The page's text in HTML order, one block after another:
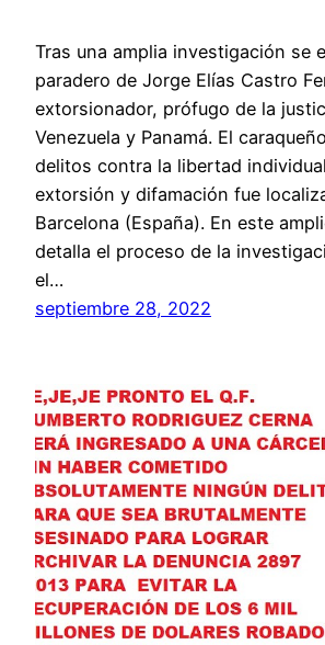
Tras una amplia investigación se
paradero de Jorge Elías Castro
extorsionador, prófugo de la
Venezuela y Panamá. El
delitos contra la libertad
extorsión y difamación fue
Barcelona (España). En este
detalla el proceso de la
el…
septiembre 28, 2022